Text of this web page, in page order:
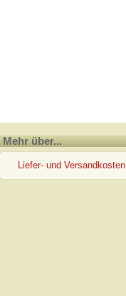
Mehr über...
Liefer- und Versandkosten